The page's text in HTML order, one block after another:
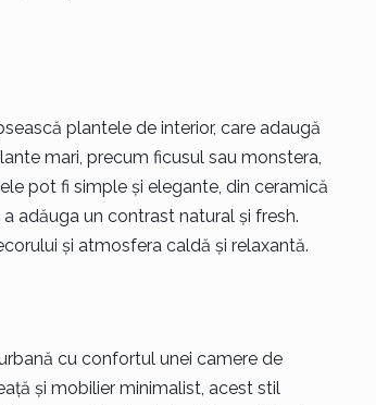
plantele de interior, care adaugă
mari, precum ficusul sau monstera,
pot fi simple și elegante, din ceramică
adăuga un contrast natural și fresh.
și atmosfera caldă și relaxantă.
cu confortul unei camere de
și mobilier minimalist, acest stil